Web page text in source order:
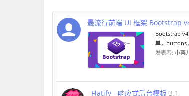
最流行前端 UI 框架 Bootstrap
Bootstrap
单，buttons
发表者: 小栗
Flatify - 响应式后台模板 3.1